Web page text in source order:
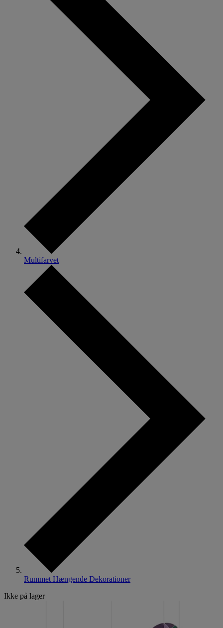
Multifarvet
Rummet Hængende Dekorationer
Ikke på lager